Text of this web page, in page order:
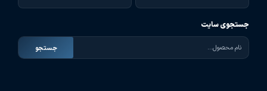
جستجوی سایت
جستجو